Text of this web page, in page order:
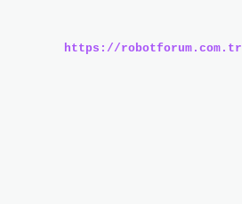
https://robotforum.com.tr